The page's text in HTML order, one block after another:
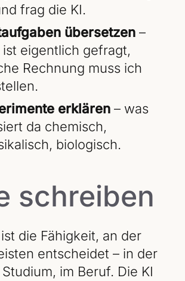
frag die KI.
übersetzen –
ist eigentlich gefragt,
Rechnung muss ich
erklären – was
da chemisch,
biologisch.
schreiben
die Fähigkeit, an der
entscheidet – in der
im Beruf. Die KI